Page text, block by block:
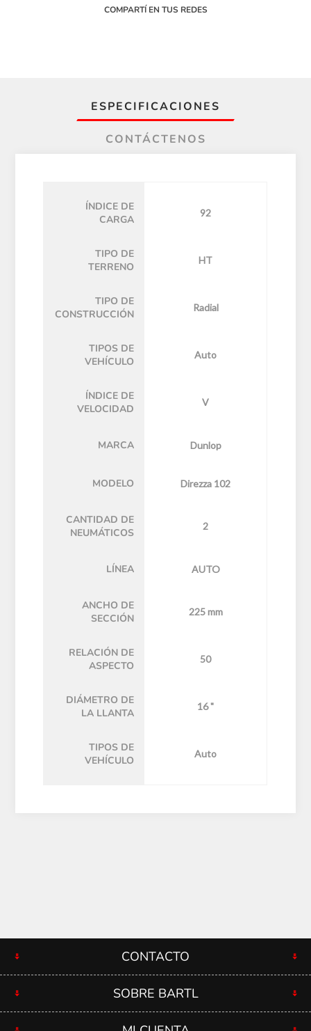
COMPARTÍ EN TUS REDES
ESPECIFICACIONES
CONTÁCTENOS
ÍNDICE DE
CARGA
92
TIPO DE
TERRENO
HT
TIPO DE
CONSTRUCCIÓN
Radial
TIPOS DE
VEHÍCULO
Auto
ÍNDICE DE
VELOCIDAD
V
MARCA Dunlop
MODELO Direzza 102
CANTIDAD DE
NEUMÁTICOS
2
LÍNEA AUTO
ANCHO DE
SECCIÓN
225 mm
RELACIÓN DE
ASPECTO
50
DIÁMETRO DE
LA LLANTA
16 "
TIPOS DE
VEHÍCULO
Auto
CONTACTO
SOBRE BARTL